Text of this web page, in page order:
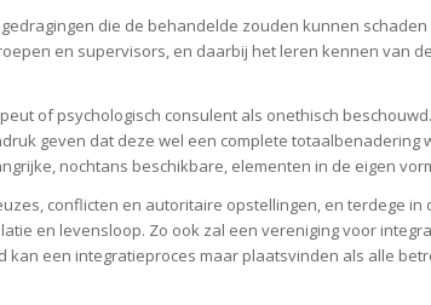
die de behandelde zouden kunnen schaden
en supervisors, en daarbij het leren kennen van
of psychologisch consulent als onethisch
geven dat deze wel een complete totaalbenadering
nochtans beschikbare, elementen in de eigen
conflicten en autoritaire opstellingen, en terdege in
en levensloop. Zo ook zal een vereniging voor
een integratieproces maar plaatsvinden als alle